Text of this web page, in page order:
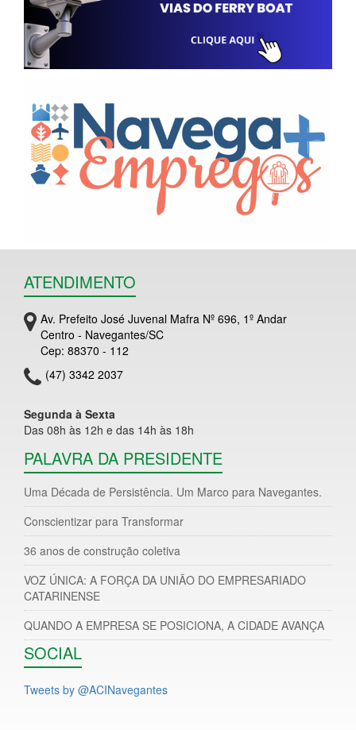
ATENDIMENTO
Av. Prefeito José Juvenal Mafra Nº 696, 1º Andar
Centro - Navegantes/SC
Cep: 88370 - 112
(47) 3342 2037
Segunda à Sexta
Das 08h às 12h e das 14h às 18h
PALAVRA DA PRESIDENTE
Uma Década de Persistência. Um Marco para Navegantes.
Conscientizar para Transformar
36 anos de construção coletiva
VOZ ÚNICA: A FORÇA DA UNIÃO DO EMPRESARIADO
CATARINENSE
QUANDO A EMPRESA SE POSICIONA, A CIDADE AVANÇA
SOCIAL
Tweets by @ACINavegantes